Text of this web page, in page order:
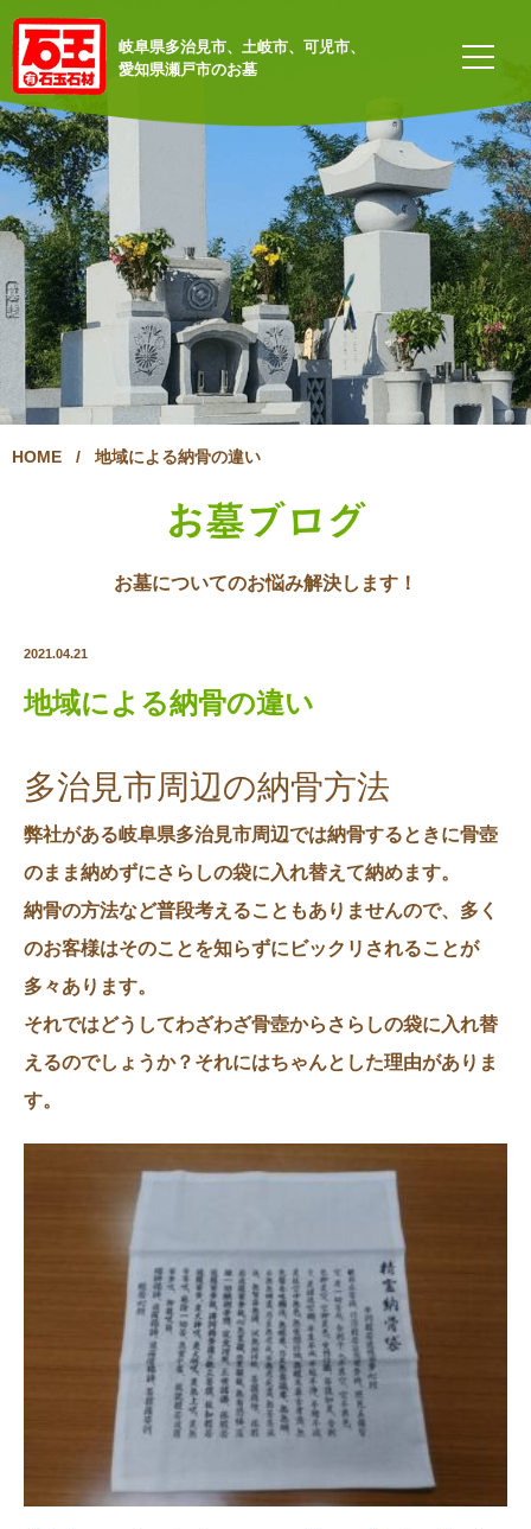
岐阜県多治見市、土岐市、可児市、
愛知県瀬戸市のお墓
HOME / 地域による納骨の違い
お墓ブログ
お墓についてのお悩み解決します！
2021.04.21
地域による納骨の違い
多治見市周辺の納骨方法
弊社がある岐阜県多治見市周辺では納骨するときに骨壺
のまま納めずにさらしの袋に入れ替えて納めます。
納骨の方法など普段考えることもありませんので、多く
のお客様はそのことを知らずにビックリされることが
多々あります。
それではどうしてわざわざ骨壺からさらしの袋に入れ替
えるのでしょうか？それにはちゃんとした理由がありま
す。